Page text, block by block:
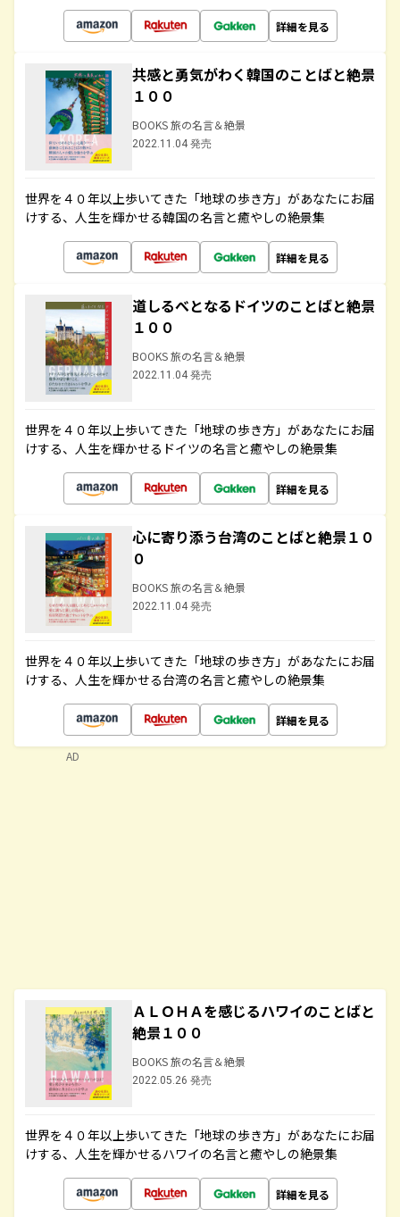
詳細を見る
共感と勇気がわく韓国のことばと絶景
１００
BOOKS 旅の名言＆絶景
2022.11.04 発売
世界を４０年以上歩いてきた「地球の歩き方」があなたにお届
けする、人生を輝かせる韓国の名言と癒やしの絶景集
詳細を見る
道しるべとなるドイツのことばと絶景
１００
BOOKS 旅の名言＆絶景
2022.11.04 発売
世界を４０年以上歩いてきた「地球の歩き方」があなたにお届
けする、人生を輝かせるドイツの名言と癒やしの絶景集
詳細を見る
心に寄り添う台湾のことばと絶景１０
０
BOOKS 旅の名言＆絶景
2022.11.04 発売
世界を４０年以上歩いてきた「地球の歩き方」があなたにお届
けする、人生を輝かせる台湾の名言と癒やしの絶景集
詳細を見る
ＡＬＯＨＡを感じるハワイのことばと
絶景１００
BOOKS 旅の名言＆絶景
2022.05.26 発売
世界を４０年以上歩いてきた「地球の歩き方」があなたにお届
けする、人生を輝かせるハワイの名言と癒やしの絶景集
詳細を見る
AD